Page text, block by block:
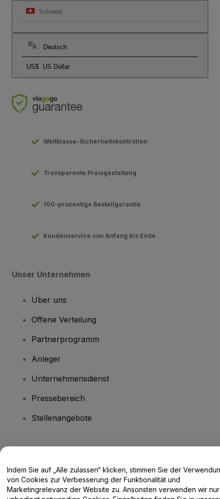
Schweiz
Deutsch
US$ US Dollar
Weltklasse-Sicherheitskontrollen
Transparente Preisgestaltung
100-prozentige Bestellgarantie
Kundenservice von Anfang bis Ende
Unser Unternehmen
Über uns
Offene Verteilung
Partnerprogramm
Anleger
Unternehmensdienst
Pressebereich
Stellenangebote
Hilfe-Center / Kontakt
Indem Sie auf „Alle zulassen“ klicken, stimmen Sie der
von Cookies zur Verbesserung der Funktionalität und
Marketingrelevanz der Website zu. Ansonsten verwenden wir nur